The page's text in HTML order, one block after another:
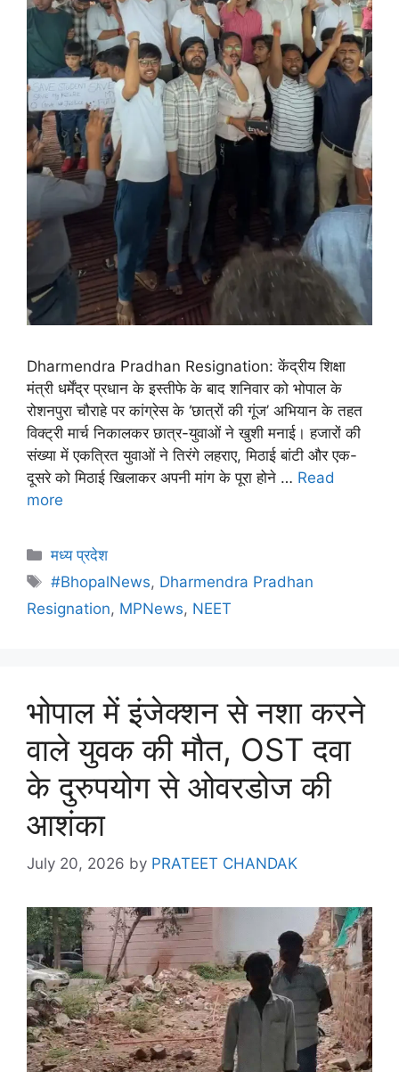
Dharmendra Pradhan Resignation: केंद्रीय शिक्षा
मंत्री धर्मेंद्र प्रधान के इस्तीफे के बाद शनिवार को भोपाल के
रोशनपुरा चौराहे पर कांग्रेस के ‘छात्रों की गूंज’ अभियान के तहत
विक्ट्री मार्च निकालकर छात्र-युवाओं ने खुशी मनाई। हजारों की
संख्या में एकत्रित युवाओं ने तिरंगे लहराए, मिठाई बांटी और एक-
दूसरे को मिठाई खिलाकर अपनी मांग के पूरा होने … Read
more
मध्य प्रदेश
#BhopalNews, Dharmendra Pradhan
Resignation, MPNews, NEET
भोपाल में इंजेक्शन से नशा करने
वाले युवक की मौत, OST दवा
के दुरुपयोग से ओवरडोज की
आशंका
July 20, 2026 by PRATEET CHANDAK